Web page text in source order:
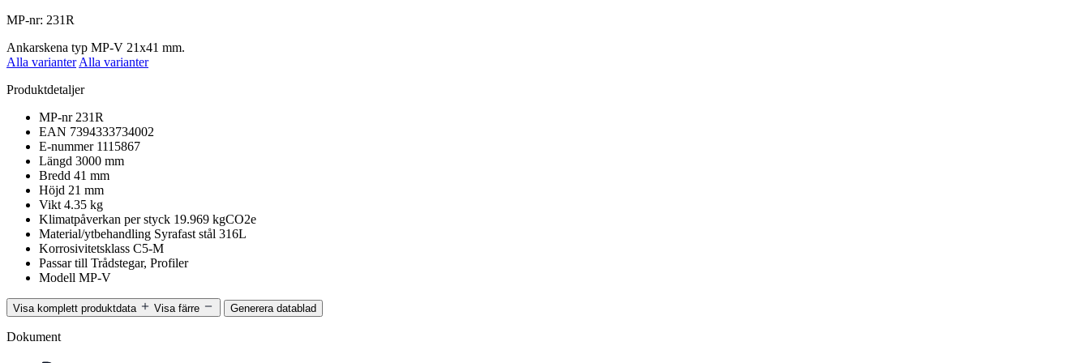
MP-nr: 231R
Ankarskena typ MP-V 21x41 mm.
Alla varianter Alla varianter
Produktdetaljer
MP-nr 231R
EAN 7394333734002
E-nummer 1115867
Längd 3000 mm
Bredd 41 mm
Höjd 21 mm
Vikt 4.35 kg
Klimatpåverkan per styck 19.969 kgCO2e
Material/ytbehandling Syrafast stål 316L
Korrosivitetsklass C5-M
Passar till Trådstegar, Profiler
Modell MP-V
Visa komplett produktdata Visa färre Generera datablad
Dokument